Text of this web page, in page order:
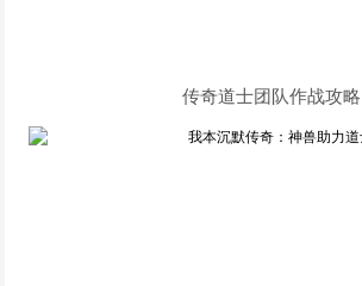
传奇道士团队作战攻略